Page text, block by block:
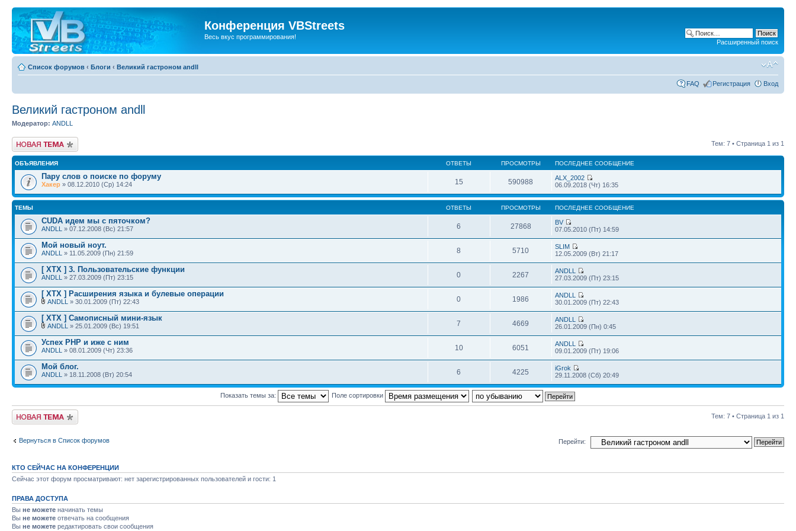
Конференция VBStreets
Весь вкус программирования!
Расширенный поиск
Список форумов ‹ Блоги ‹ Великий гастроном andll
FAQ Регистрация Вход
Великий гастроном andll
Модератор: ANDLL
Новая тема Тем: 7 • Страница 1 из 1
ОБЪЯВЛЕНИЯ ОТВЕТЫ ПРОСМОТРЫ ПОСЛЕДНЕЕ СООБЩЕНИЕ
Пару слов о поиске по форуму
Хакер » 08.12.2010 (Ср) 14:24 15 590988
ALX_2002
06.09.2018 (Чт) 16:35
ТЕМЫ ОТВЕТЫ ПРОСМОТРЫ ПОСЛЕДНЕЕ СООБЩЕНИЕ
CUDA идем мы с пяточком?
ANDLL » 07.12.2008 (Вс) 21:57 6 27868
BV
07.05.2010 (Пт) 14:59
Мой новый ноут.
ANDLL » 11.05.2009 (Пн) 21:59 8 5710
SLIM
12.05.2009 (Вт) 21:17
[ XTX ] 3. Пользовательские функции
ANDLL » 27.03.2009 (Пт) 23:15 0 2267
ANDLL
27.03.2009 (Пт) 23:15
[ XTX ] Расширения языка и булевые операции
ANDLL » 30.01.2009 (Пт) 22:43 0 1986
ANDLL
30.01.2009 (Пт) 22:43
[ XTX ] Самописный мини-язык
ANDLL » 25.01.2009 (Вс) 19:51 7 4669
ANDLL
26.01.2009 (Пн) 0:45
Успех PHP и иже с ним
ANDLL » 08.01.2009 (Чт) 23:36 10 6051
ANDLL
09.01.2009 (Пт) 19:06
Мой блог.
ANDLL » 18.11.2008 (Вт) 20:54 6 4225
iGrok
29.11.2008 (Сб) 20:49
Показать темы за: Поле сортировки
Новая тема Тем: 7 • Страница 1 из 1
Вернуться в Список форумов Перейти:
КТО СЕЙЧАС НА КОНФЕРЕНЦИИ
Сейчас этот форум просматривают: нет зарегистрированных пользователей и гости: 1
ПРАВА ДОСТУПА
Вы не можете начинать темы
Вы не можете отвечать на сообщения
Вы не можете редактировать свои сообщения